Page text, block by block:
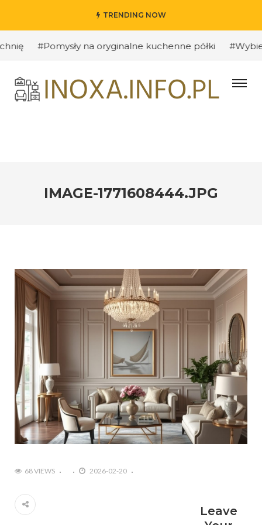
TRENDING NOW
#Pomysły na oryginalne kuchenne półki
IMAGE-1771608444.JPG
68 VIEWS 2026-02-20
Leave